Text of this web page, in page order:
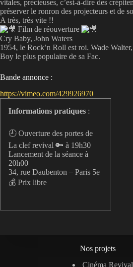
vitales, précieuses, c’est-à-dire des
préserver le ronron des projecteurs et de
A très, très vite !!
Film de réouverture
Cry Baby, John Waters
1954, le Rock’n Roll est roi. Wade
Boy le plus populaire de sa Fac.
Bande annonce :
https://vimeo.com/429926970
Informations pratiques :
🕘 Ouverture des portes de
La clef revival 🔑 à 19h30
Lancement de la séance à
20h00
34, rue Daubenton – Paris 5e
💰 Prix libre
Nos projets
Cinéma Revival